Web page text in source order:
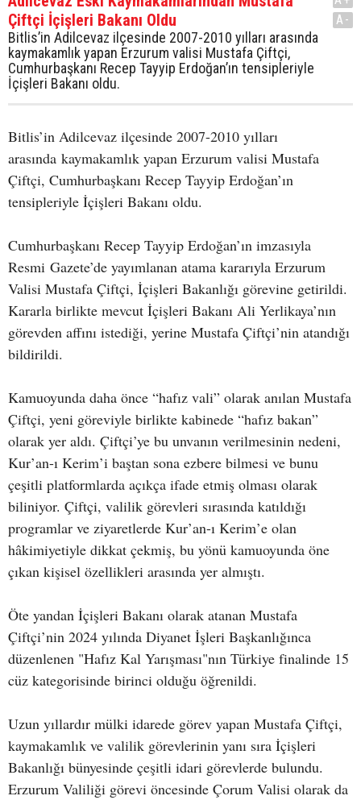
Çiftçi İçişleri Bakanı Oldu
Bitlis’in Adilcevaz ilçesinde 2007-2010 yılları arasında
kaymakamlık yapan Erzurum valisi Mustafa Çiftçi,
Cumhurbaşkanı Recep Tayyip Erdoğan’ın tensipleriyle
İçişleri Bakanı oldu.
A-
Bitlis’in Adilcevaz ilçesinde 2007-2010 yılları
arasında kaymakamlık yapan Erzurum valisi Mustafa
Çiftçi, Cumhurbaşkanı Recep Tayyip Erdoğan’ın
tensipleriyle İçişleri Bakanı oldu.
Cumhurbaşkanı Recep Tayyip Erdoğan’ın imzasıyla
Resmi Gazete’de yayımlanan atama kararıyla Erzurum
Valisi Mustafa Çiftçi, İçişleri Bakanlığı görevine getirildi.
Kararla birlikte mevcut İçişleri Bakanı Ali Yerlikaya’nın
görevden affını istediği, yerine Mustafa Çiftçi’nin atandığı
bildirildi.
Kamuoyunda daha önce “hafız vali” olarak anılan Mustafa
Çiftçi, yeni göreviyle birlikte kabinede “hafız bakan”
olarak yer aldı. Çiftçi’ye bu unvanın verilmesinin nedeni,
Kur’an-ı Kerim’i baştan sona ezbere bilmesi ve bunu
çeşitli platformlarda açıkça ifade etmiş olması olarak
biliniyor. Çiftçi, valilik görevleri sırasında katıldığı
programlar ve ziyaretlerde Kur’an-ı Kerim’e olan
hâkimiyetiyle dikkat çekmiş, bu yönü kamuoyunda öne
çıkan kişisel özellikleri arasında yer almıştı.
Öte yandan İçişleri Bakanı olarak atanan Mustafa
Çiftçi’nin 2024 yılında Diyanet İşleri Başkanlığınca
düzenlenen "Hafız Kal Yarışması"nın Türkiye finalinde 15
cüz kategorisinde birinci olduğu öğrenildi.
Uzun yıllardır mülki idarede görev yapan Mustafa Çiftçi,
kaymakamlık ve valilik görevlerinin yanı sıra İçişleri
Bakanlığı bünyesinde çeşitli idari görevlerde bulundu.
Erzurum Valiliği görevi öncesinde Çorum Valisi olarak da